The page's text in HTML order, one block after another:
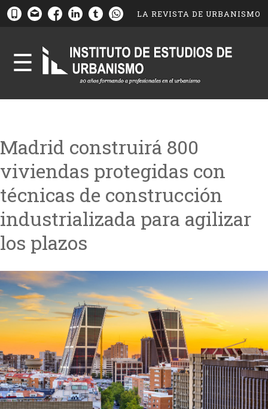
LA REVISTA DE URBANISMO
☰
Madrid construirá 800
viviendas protegidas con
técnicas de construcción
industrializada para agilizar
los plazos